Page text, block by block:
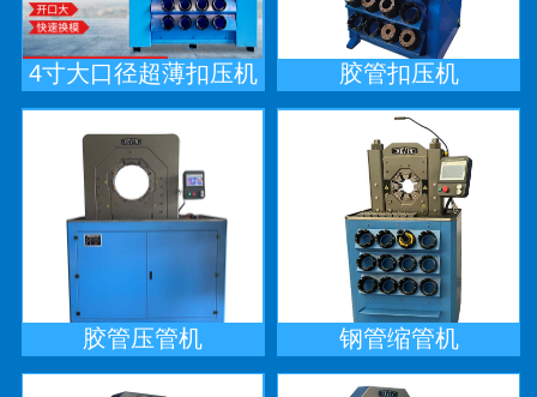
4寸大口径超薄扣压机 胶管扣压机
胶管压管机 钢管缩管机